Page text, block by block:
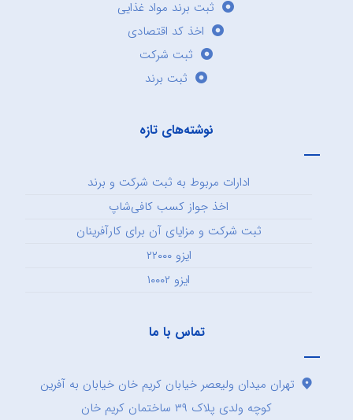
ثبت برند مواد غذایی
اخذ کد اقتصادی
ثبت شرکت
ثبت برند
نوشته‌های تازه
ادارات مربوط به ثبت شرکت و برند
اخذ جواز کسب کافی‌شاپ
ثبت شرکت و مزایای آن برای کارآفرینان
ایزو ۲۲۰۰۰
ایزو ۱۰۰۰۲
تماس با ما
تهران میدان ولیعصر خیابان کریم خان خیابان به آفرین
کوچه ولدی پلاک ۳۹ ساختمان کریم خان